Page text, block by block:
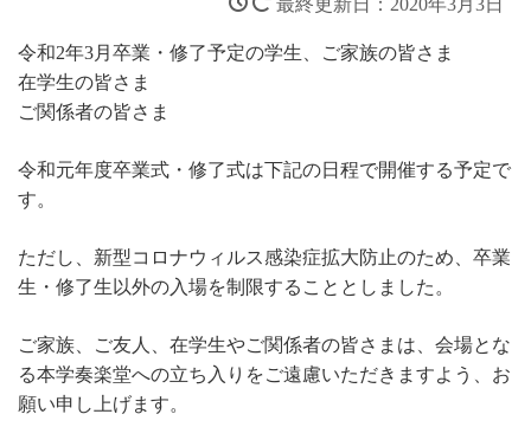
2020年3月3日
令和2年3月卒業・修了予定の学生、ご家族の皆さま
在学生の皆さま
ご関係者の皆さま
令和元年度卒業式・修了式は下記の日程で開催する予定で
す。
ただし、新型コロナウィルス感染症拡大防止のため、卒業
生・修了生以外の入場を制限することとしました。
ご家族、ご友人、在学生やご関係者の皆さまは、会場とな
る本学奏楽堂への立ち入りをご遠慮いただきますよう、お
願い申し上げます。